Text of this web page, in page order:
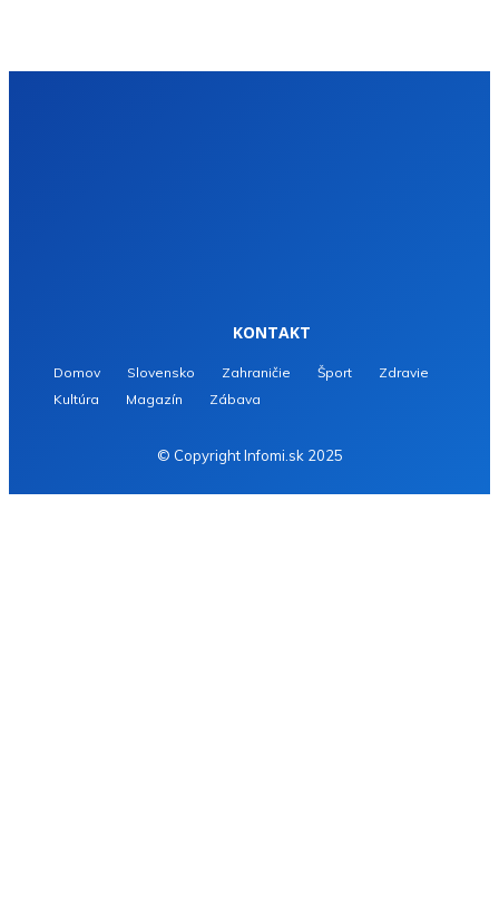
KONTAKT
Domov Slovensko Zahraničie Šport
Zdravie
Kultúra
Magazín Zábava
© Copyright Infomi.sk 2025